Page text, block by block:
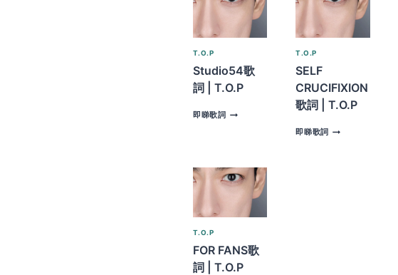
T.O.P
Studio54歌
詞 | T.O.P
即睇歌詞STUDIO54
T.O.P
SELF
CRUCIFIXION
歌詞 | T.O.P
即睇歌詞SELF
T.O.P
FOR FANS歌
詞 | T.O.P